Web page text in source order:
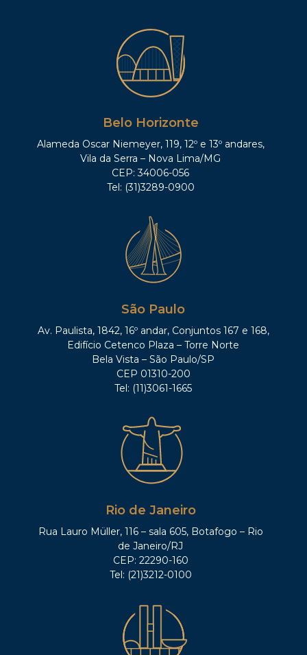
Belo Horizonte
Alameda Oscar Niemeyer, 119, 12º e 13º andares,
Vila da Serra – Nova Lima/MG
CEP: 34006-056
Tel: (31)3289-0900
São Paulo
Av. Paulista, 1842, 16º andar, Conjuntos 167 e 168,
Edifício Cetenco Plaza – Torre Norte
Bela Vista – São Paulo/SP
CEP 01310-200
Tel: (11)3061-1665
Rio de Janeiro
Rua Lauro Müller, 116 – sala 605, Botafogo – Rio
de Janeiro/RJ
CEP: 22290-160
Tel: (21)3212-0100